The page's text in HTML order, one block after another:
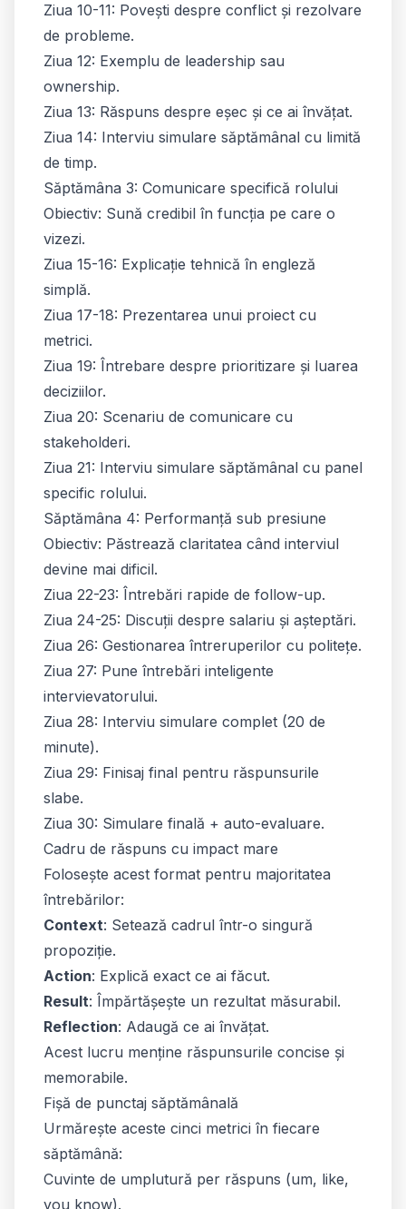
Ziua 10-11: Povești despre conflict și rezolvare
de probleme.
Ziua 12: Exemplu de leadership sau
ownership.
Ziua 13: Răspuns despre eșec și ce ai învățat.
Ziua 14: Interviu simulare săptămânal cu limită
de timp.
Săptămâna 3: Comunicare specifică rolului
Obiectiv: Sună credibil în funcția pe care o
vizezi.
Ziua 15-16: Explicație tehnică în engleză
simplă.
Ziua 17-18: Prezentarea unui proiect cu
metrici.
Ziua 19: Întrebare despre prioritizare și luarea
deciziilor.
Ziua 20: Scenariu de comunicare cu
stakeholderi.
Ziua 21: Interviu simulare săptămânal cu panel
specific rolului.
Săptămâna 4: Performanță sub presiune
Obiectiv: Păstrează claritatea când interviul
devine mai dificil.
Ziua 22-23: Întrebări rapide de follow-up.
Ziua 24-25: Discuții despre salariu și așteptări.
Ziua 26: Gestionarea întreruperilor cu politețe.
Ziua 27: Pune întrebări inteligente
intervievatorului.
Ziua 28: Interviu simulare complet (20 de
minute).
Ziua 29: Finisaj final pentru răspunsurile
slabe.
Ziua 30: Simulare finală + auto-evaluare.
Cadru de răspuns cu impact mare
Folosește acest format pentru majoritatea
întrebărilor:
Context: Setează cadrul într-o singură
propoziție.
Action: Explică exact ce ai făcut.
Result: Împărtășește un rezultat măsurabil.
Reflection: Adaugă ce ai învățat.
Acest lucru menține răspunsurile concise și
memorabile.
Fișă de punctaj săptămânală
Urmărește aceste cinci metrici în fiecare
săptămână:
Cuvinte de umplutură per răspuns (um, like,
you know).